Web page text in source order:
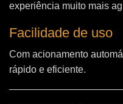
experiência muito mais
Facilidade de uso
Com acionamento
rápido e eficiente.